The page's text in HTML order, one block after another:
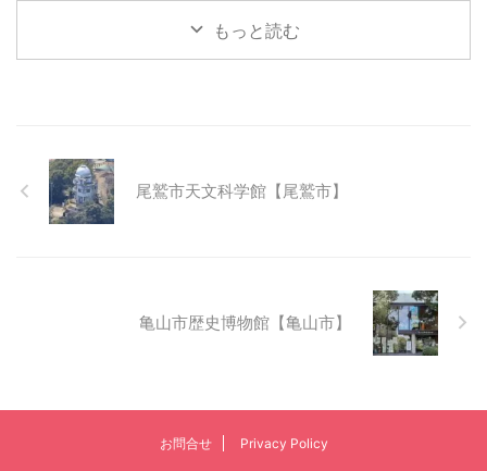
もっと読む
尾鷲市天文科学館【尾鷲市】
亀山市歴史博物館【亀山市】
お問合せ Privacy Policy